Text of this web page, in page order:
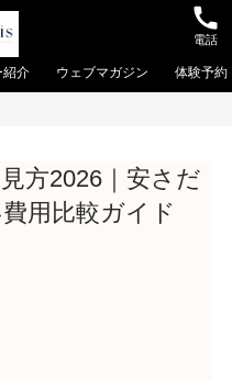
電話
紹介 ウェブマガジン 体験予約
方2026｜安さだ
用比較ガイド